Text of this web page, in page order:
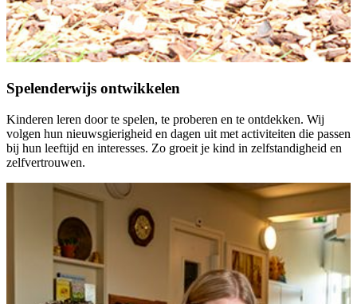
Spelenderwijs ontwikkelen
Kinderen leren door te spelen, te proberen en te ontdekken. Wij
volgen hun nieuwsgierigheid en dagen uit met activiteiten die passen
bij hun leeftijd en interesses. Zo groeit je kind in zelfstandigheid en
zelfvertrouwen.